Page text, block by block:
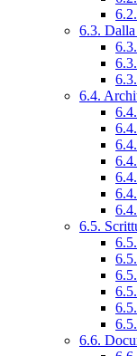
6.3.
6.4.
6.5.
6.6.